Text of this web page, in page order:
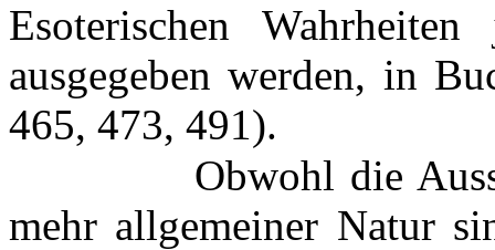
Esoterischen
ausgegeben werden, in
465, 473, 491).
Obwohl die
mehr allgemeiner Natur